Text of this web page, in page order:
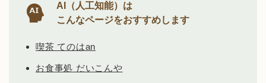
AI（人工知能）は
こんなページをおすすめします
喫茶 てのはan
お食事処 だいこんや